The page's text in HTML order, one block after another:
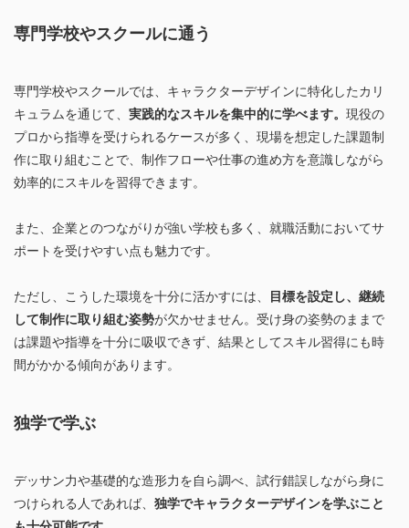
専門学校やスクールに通う
専門学校やスクールでは、キャラクターデザインに特化したカリ
キュラムを通じて、 実践的なスキルを集中的に学べます。 現役の
プロから指導を受けられるケースが多く、現場を想定した課題制
作に取り組むことで、制作フローや仕事の進め方を意識しながら
効率的にスキルを習得できます。
また、企業とのつながりが強い学校も多く、就職活動においてサ
ポートを受けやすい点も魅力です。
ただし、こうした環境を十分に活かすには、 目標を設定し、継続
して制作に取り組む姿勢が欠かせません。受け身の姿勢のままで
は課題や指導を十分に吸収できず、結果としてスキル習得にも時
間がかかる傾向があります。
独学で学ぶ
デッサン力や基礎的な造形力を自ら調べ、試行錯誤しながら身に
つけられる人であれば、 独学でキャラクターデザインを学ぶこと